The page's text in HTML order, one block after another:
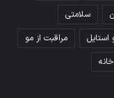
سلامتی
استایل
مراقبت از مو